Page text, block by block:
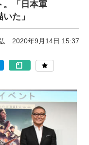
。「日本軍
た」
2020年9月14日 15:37